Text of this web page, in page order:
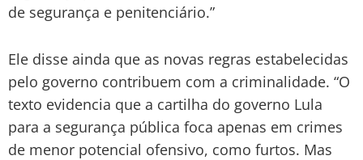
de segurança e penitenciário.”
Ele disse ainda que as novas regras estabelecidas
pelo governo contribuem com a criminalidade. “O
texto evidencia que a cartilha do governo Lula
para a segurança pública foca apenas em crimes
de menor potencial ofensivo, como furtos. Mas